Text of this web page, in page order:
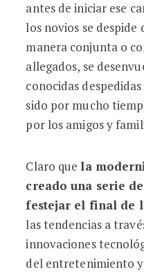
antes de iniciar ese
los novios se despide
manera conjunta o
allegados, se
conocidas
sido por mucho
por los amigos y
Claro quela
creado una serie
festejar el final de
las tendencias a
innovaciones
del entretenimiento